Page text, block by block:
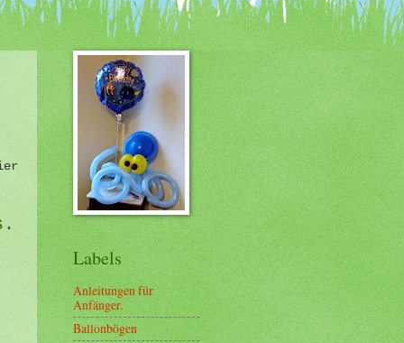
Labels
Anleitungen für
Anfänger.
Ballonbögen